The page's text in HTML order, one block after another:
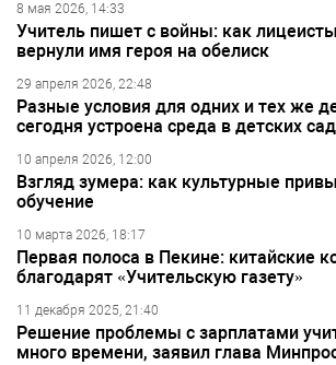
8 мая 2026, 14:33
Учитель пишет с войны: как
вернули имя героя на обелиск
29 апреля 2026, 22:48
Разные условия для одних и тех же
сегодня устроена среда в детских
10 апреля 2026, 12:00
Взгляд зумера: как культурные
обучение
10 марта 2026, 18:17
Первая полоса в Пекине: китайские
благодарят «Учительскую газету»
11 декабря 2025, 21:40
Решение проблемы с зарплатами
много времени, заявил глава